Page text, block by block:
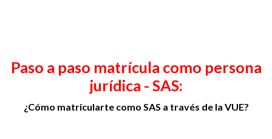
Paso a paso matrícula como persona
jurídica - SAS:
¿Cómo matricularte como SAS a través de la VUE?